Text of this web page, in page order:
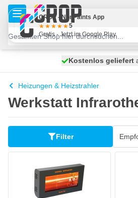
Zum Inhalt springen
Kostenlos geliefert
100 Tage
Heizungen & Heizstrahler
Werkstatt
Filter
CROP - NonPaints App
5
Gratis - Jetzt im Google Play